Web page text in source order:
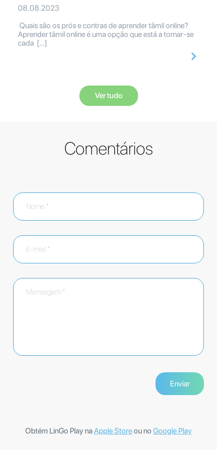
08.08.2023
Quais são os prós e contras de aprender tâmil online?
Aprender tâmil online é uma opção que está a tornar-se
cada […]
Ver tudo
Comentários
Obtém LinGo Play naApple Storeou no Google Play